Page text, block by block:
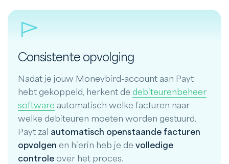
Consistente opvolging
Nadat je jouw Moneybird-account aan Payt
hebt gekoppeld, herkent de debiteurenbeheer
software automatisch welke facturen naar
welke debiteuren moeten worden gestuurd.
Payt zal automatisch openstaande facturen
opvolgen en hierin heb je de volledige
controle over het proces.